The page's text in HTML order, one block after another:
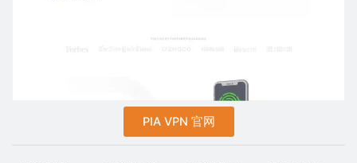
PIA VPN 官网